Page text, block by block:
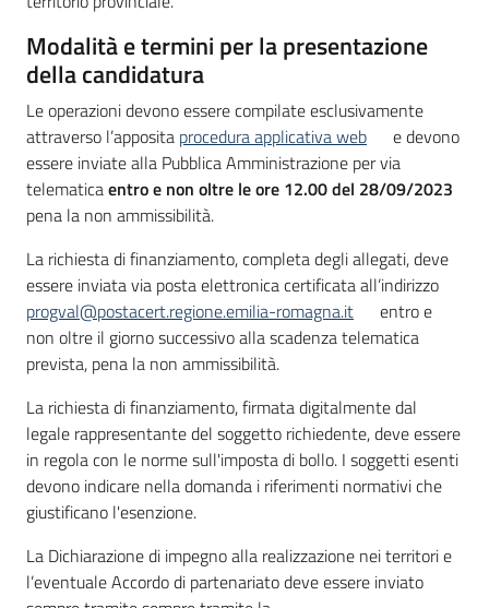
Modalità e termini per la presentazione
della candidatura
Le operazioni devono essere compilate esclusivamente
attraverso l’apposita procedura applicativa web
e devono
essere inviate alla Pubblica Amministrazione per via
telematicaentro e non oltre le ore 12.00 del 28/09/2023
pena la non ammissibilità.
La richiesta di finanziamento, completa degli allegati, deve
essere inviata via posta elettronica certificata all’indirizzo
progval@postacert.regione.emilia-romagna.it
entro e
non oltre il giorno successivo alla scadenza telematica
prevista, pena la non ammissibilità.
La richiesta di finanziamento, firmata digitalmente dal
legale rappresentante del soggetto richiedente, deve essere
in regola con le norme sull'imposta di bollo. I soggetti esenti
devono indicare nella domanda i riferimenti normativi che
giustificano l'esenzione.
La Dichiarazione di impegno alla realizzazione nei territori e
l’eventuale Accordo di partenariato deve essere inviato